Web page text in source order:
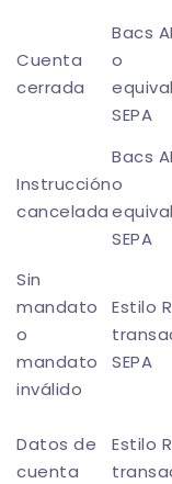
Cuenta
cerrada
Bacs
o
SEPA
Instrucción
cancelada
Bacs
o
SEPA
Sin
mandato
o
mandato
inválido
Estilo
SEPA
Datos de
cuenta
Estilo